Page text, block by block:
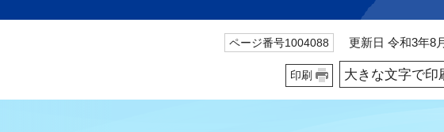
ページ番号1004088 更新日 令和3年8
印刷 大きな文字で印